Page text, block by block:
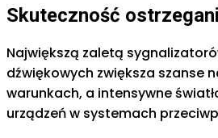
Skuteczność
Największą zaletą
dźwiękowych zwiększa szanse
warunkach, a intensywne
urządzeń w systemach